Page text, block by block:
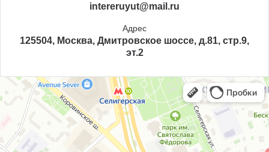
intereruyut@mail.ru
Адрес
125504, Москва, Дмитровское шоссе, д.81, стр.9,
эт.2